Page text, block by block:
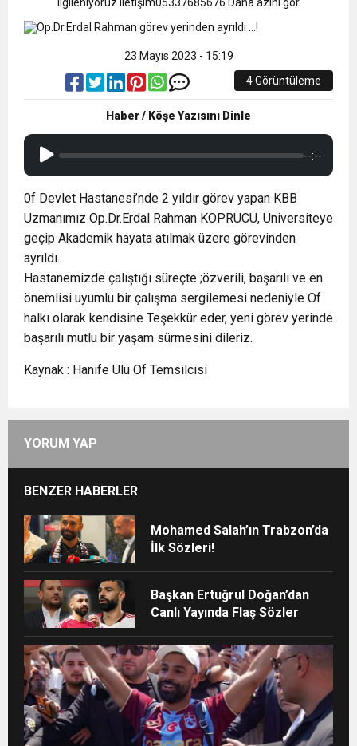
23 Mayıs 2023 - 15:19
4 Görüntüleme
Haber / Köşe Yazısını Dinle
--:--
0f Devlet Hastanesi’nde 2 yıldır görev yapan KBB
Uzmanımız Op.Dr.Erdal Rahman KÖPRÜCÜ, Üniversiteye
geçip Akademik hayata atılmak üzere görevinden
ayrıldı.
Hastanemizde çalıştığı süreçte ;özverili, başarılı ve en
önemlisi uyumlu bir çalışma sergilemesi nedeniyle Of
halkı olarak kendisine Teşekkür eder, yeni görev yerinde
başarılı mutlu bir yaşam sürmesini dileriz.
Kaynak : Hanife Ulu Of Temsilcisi
YORUM YAP
BENZER HABERLER
Mohamed Salah’ın Trabzon’da
İlk Sözleri!
Başkan Ertuğrul Doğan’dan
Canlı Yayında Flaş Sözler